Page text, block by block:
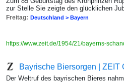
zur Stelle Sie zeigte den glücklichen
Freitag: Deutschland > Bayern
https://www.zeit.de/1954/21/bayerns-
Bayrische Biersorgen | ZEIT
Der Weltruf des bayrischen Bieres